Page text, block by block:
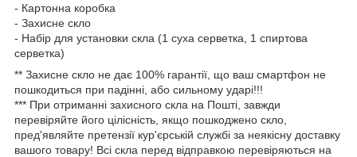
- Картонна коробка
- Захисне скло
- Набір для установки скла (1 суха серветка, 1 спиртова
серветка)
** Захисне скло не дає 100% гарантії, що ваш смартфон не
пошкодиться при падінні, або сильному ударі!!!
*** При отриманні захисного скла на Пошті, завжди
перевіряйте його цілісність, якщо пошкоджено скло,
пред'являйте претензії кур'єрській службі за неякісну доставку
вашого товару! Всі скла перед відправкою перевіряються на